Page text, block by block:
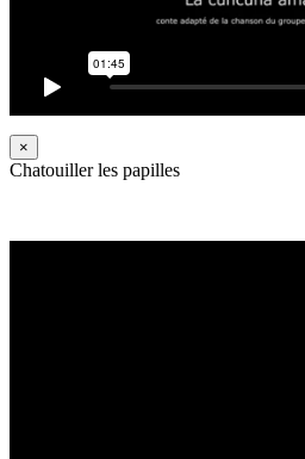
×
Chatouiller les papilles